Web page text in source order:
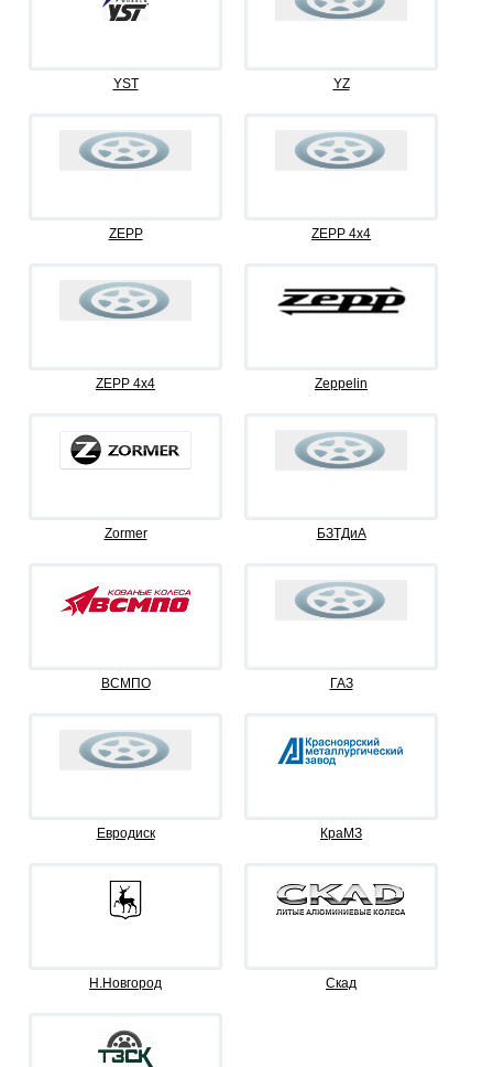
YST YZ
ZEPP ZEPP 4x4
ZEPP 4х4 Zeppelin
Zormer БЗТДиА
ВСМПО ГАЗ
Евродиск КраМЗ
Н.Новгород Скад